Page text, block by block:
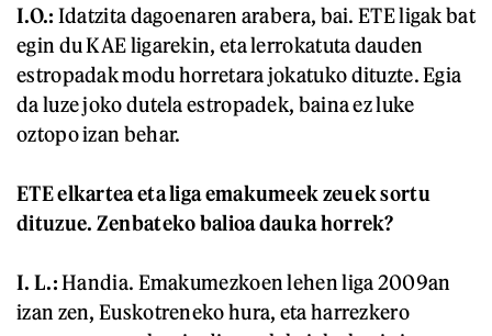
I.O.: Idatzita dagoenaren arabera, bai. ETE ligak bat
egin du KAE ligarekin, eta lerrokatuta dauden
estropadak modu horretara jokatuko dituzte. Egia
da luze joko dutela estropadek, baina ez luke
oztopo izan behar.
ETE elkartea eta liga emakumeek zeuek sortu
dituzue. Zenbateko balioa dauka horrek?
I. L.:Handia. Emakumezkoen lehen liga 2009an
izan zen, Euskotreneko hura, eta harrezkero